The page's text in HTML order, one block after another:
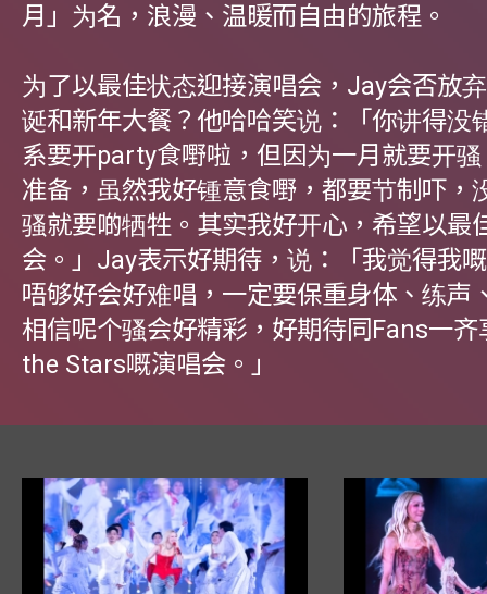
月」为名，浪漫、温暖而自由的旅程。
为了以最佳状态迎接演唱会，Jay会否放
诞和新年大餐？他哈哈笑说：「你讲得没
系要开party食嘢啦，但因为一月就要开
准备，虽然我好锺意食嘢，都要节制吓，
骚就要啲牺牲。其实我好开心，希望以最
会。」Jay表示好期待，说：「我觉得我
唔够好会好难唱，一定要保重身体、练声
相信呢个骚会好精彩，好期待同Fans一
the Stars嘅演唱会。」